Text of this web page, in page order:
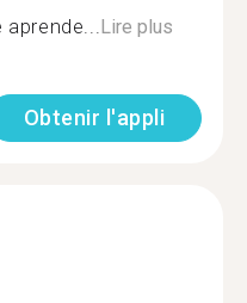
Lire plus
Obtenir l'appli